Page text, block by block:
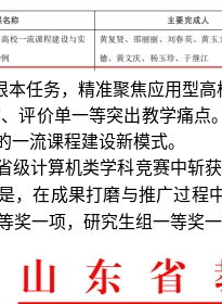
本任务，精准聚焦应用型
评价单一等突出教学痛
流课程建设新模式。
级计算机类学科竞赛中斩
，在成果打磨与推广过
一项，研究生组一等奖